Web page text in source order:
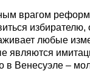
врагом
избирателю,
любые
являются
в Венесуэле –